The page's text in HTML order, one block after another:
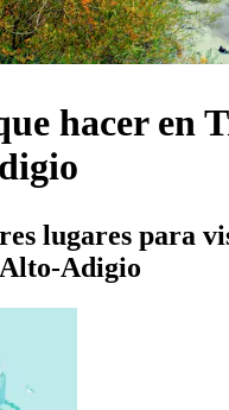
hacer en
lugares para
Adigio